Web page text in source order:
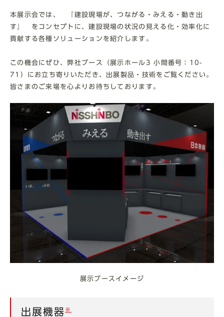
本展示会では、 『建設現場が、つながる・みえる・動き出
す』 をコンセプトに、建設現場の状況の見える化・効率化に
貢献する各種ソリューションを紹介します。
この機会にぜひ、弊社ブース（展示ホール3 小間番号：10-
71）にお立ち寄りいただき、出展製品・技術をご覧ください。
皆さまのご来場を心よりお待ちしております。
展示ブースイメージ
出展機器 ※